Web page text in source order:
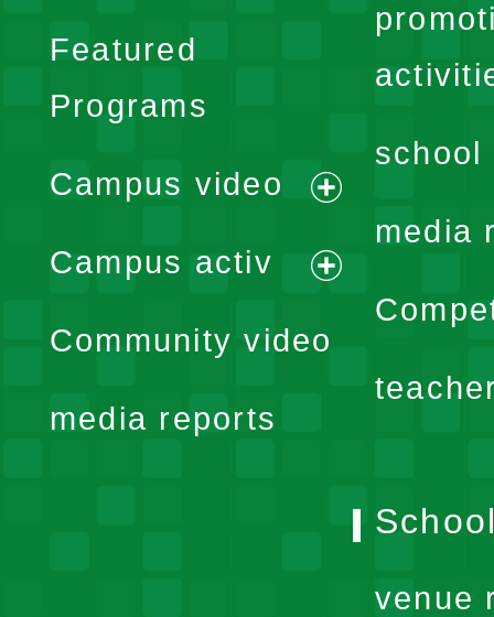
school
media
Featured
Programs
Campus video
expand
menu
Campus activ
expand
Community video
media reports
venue